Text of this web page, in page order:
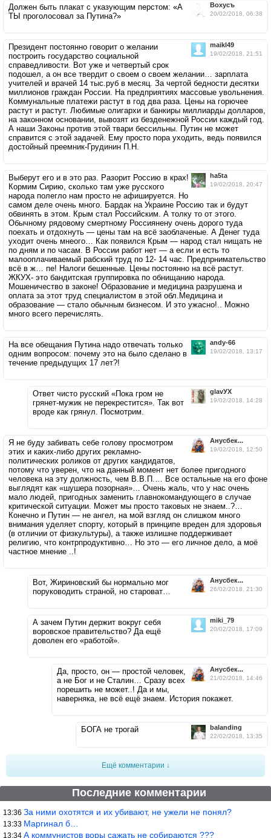
Вохусъ
20/02/2018, 06:38
Должен быть плакат с указующим перстом: «А
ТЫ проголосовал за Путина?»
maikl49
19/02/2018, 21:51
Президент постоянно говорит о желании
построить государство социальной
справедливости. Вот уже и четвертый срок
подошел, а он все твердит о своем о своем желании… зарплата
учителей и врачей 14 тыс.руб в месяц. За чертой бедности десятки
миллионов граждан России. На предприятиях массовые увольнения.
Коммунальные платежи растут в год два раза. Цены на горючее
растут и растут. Любимые олигархи и банкиры миллиарды долларов,
на законном основании, вывозят из безденежной России каждый год.
А наши Законы против этой твари бессильны. Путин не может
справится с этой задачей. Ему просто пора уходить, ведь появился
достойный преемник-Грудинин П.Н.
ha5ta
19/02/2018, 20:47
Выберут его и в это раз. Разорит Россию в крах!
Кормим Сирию, сколько там уже русского
народа полегло нам просто не афишируется. Но
самом деле очень много. Бардак на Украине Россию так и будут
обвинять в этом. Крым стал Российским. А толку то от этого.
Обычному рядовому смертному Россиянену очень дорого туда
поехать и отдохнуть — цены там на всё заоблаченые. А Денег туда
уходит очень мнеого… Как появился Крым — народ стал нищать не
по дням и по часам. В России работ нет — а если и есть то
малооплачиваемый рабский труд по 12- 14 час. Предпрнимательство
всё в ж… пе! Налоги бешенные. Цены постоянно на всё растут.
ЖКУХ- это бандитская группировка по обнищанию народа.
Мошеничество в законе! Образование и медицина разрушена и
оплата за этот труд специалистом в этой обл.Медицина и
образование — стало обычным бизнесом. И это ужасно!.. Можно
много всего перечислять.
andy-66
19/02/2018, 13:17
На все обещания Путина надо отвечать только
одним вопросом: почему это на было сделано в
течение предыдущих 17 лет?!
glavУХ
19/02/2018, 14:28
Ответ чисто русский «Пока гром не
грянет-мужик не перекрестится». Так вот
вроде как грянул. Посмотрим.
Анусбек...
19/02/2018, 12:50
Я не буду забивать себе голову просмотром
этих и каких-либо других рекламно-
политических роликов от других кандидатов,
потому что уверен, что на данный момент нет более пригодного
человека на эту должность, чем В.В.П.… Все остальные на его фоне
выглядят как «шушера позорная»… Очень жаль, что у нас очень
мало людей, пригодных заменить главнокомандующего в случае
критической ситуации. Может мы просто таковых не знаем..?…
Конечно и Путин — не ангел, на мой взгляд он слишком много
внимания уделяет спорту, который в принципе вреден для здоровья
(в отличии от физкультуры), а также излишне поддерживает
религию, что контрпродуктивно… Но это — его личное дело, а моё
частное мнение ..!
Анусбек...
26/02/2018, 21:30
Вот, Жириновский бы нормально мог
поруководить страной, но староват…
miki_79
20/02/2018, 17:09
А зачем Путин держит вокруг себя
воровское правительство? Да ещё
доволен его «работой».
Анусбек...
21/02/2018, 14:46
Да, просто, он — простой человек,
а не Бог и не Сталин… Сразу всех
порешить не может..! Да и мы,
наверняка, не всё ещё знаем. История покажет.
balanding
22/02/2018, 13:35
БОГА не трогай
Ещё комментарии ↓
Последние комментарии
13:36 За ними охотятся и их убивают, не ужели не понял?
13:33 Маргинал б…
13:34 А коммунистов воры сажать не собираются ???